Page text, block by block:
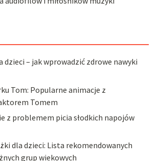
dzieci – jak wprowadzić zdrowe nawyki
Tom: Popularne animacje z
Tomem
z problemem picia słodkich napojów
dla dzieci: Lista rekomendowanych
grup wiekowych